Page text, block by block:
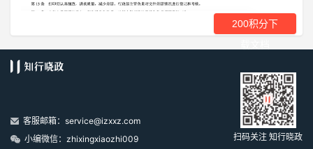
200积分下
客服邮箱：service@izxxz.com
小编微信：zhixingxiaozhi009
扫码关注 知行晓政